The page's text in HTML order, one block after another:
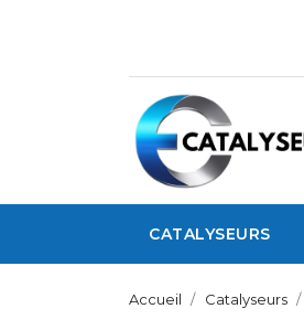
CATALYSEURS
Accueil Catalyseurs